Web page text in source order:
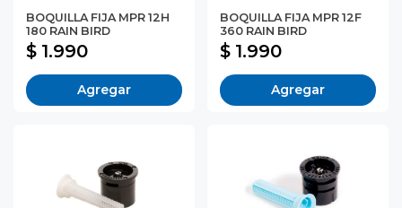
BOQUILLA FIJA MPR 12H
180 RAIN BIRD
$ 1.990
Agregar
BOQUILLA FIJA MPR 12F
360 RAIN BIRD
$ 1.990
Agregar